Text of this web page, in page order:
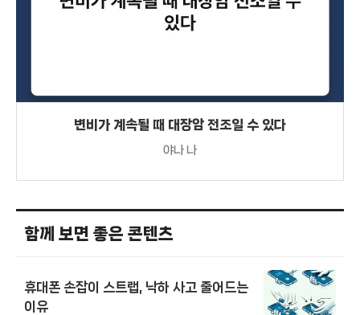
변비가 계속될 때 대장암 전조일 수 있다
야나 나
함께 보면 좋은 콘텐츠
휴대폰 손잡이 스트랩, 낙하 사고 줄어드는
이유